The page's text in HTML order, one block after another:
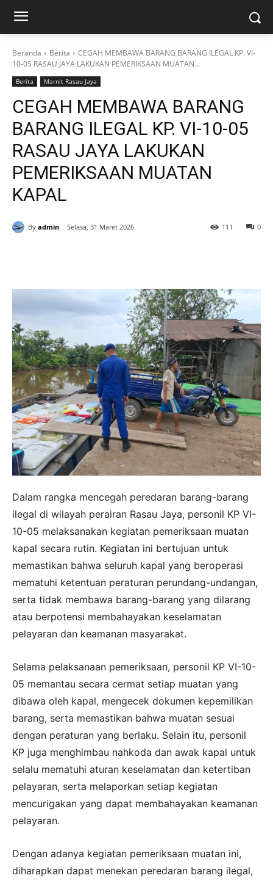
Beranda Berita
CEGAH MEMBAWA BARANG BARANG ILEGAL KP. VI-
10-05 RASAU JAYA LAKUKAN PEMERIKSAAN MUATAN...
Berita Marnit Rasau Jaya
CEGAH MEMBAWA BARANG
BARANG ILEGAL KP. VI-10-05
RASAU JAYA LAKUKAN
PEMERIKSAAN MUATAN
KAPAL
By admin Selasa, 31 Maret 2026 0
111
Dalam rangka mencegah peredaran barang-barang
ilegal di wilayah perairan Rasau Jaya, personil KP VI-
10-05 melaksanakan kegiatan pemeriksaan muatan
kapal secara rutin. Kegiatan ini bertujuan untuk
memastikan bahwa seluruh kapal yang beroperasi
mematuhi ketentuan peraturan perundang-undangan,
serta tidak membawa barang-barang yang dilarang
atau berpotensi membahayakan keselamatan
pelayaran dan keamanan masyarakat.
Selama pelaksanaan pemeriksaan, personil KP VI-10-
05 memantau secara cermat setiap muatan yang
dibawa oleh kapal, mengecek dokumen kepemilikan
barang, serta memastikan bahwa muatan sesuai
dengan peraturan yang berlaku. Selain itu, personil
KP juga menghimbau nahkoda dan awak kapal untuk
selalu mematuhi aturan keselamatan dan ketertiban
pelayaran, serta melaporkan setiap kegiatan
mencurigakan yang dapat membahayakan keamanan
pelayaran.
Dengan adanya kegiatan pemeriksaan muatan ini,
diharapkan dapat menekan peredaran barang ilegal,